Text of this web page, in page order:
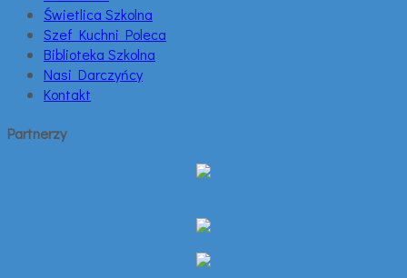
Świetlica Szkolna
Szef Kuchni Poleca
Biblioteka Szkolna
Nasi Darczyńcy
Kontakt
Partnerzy